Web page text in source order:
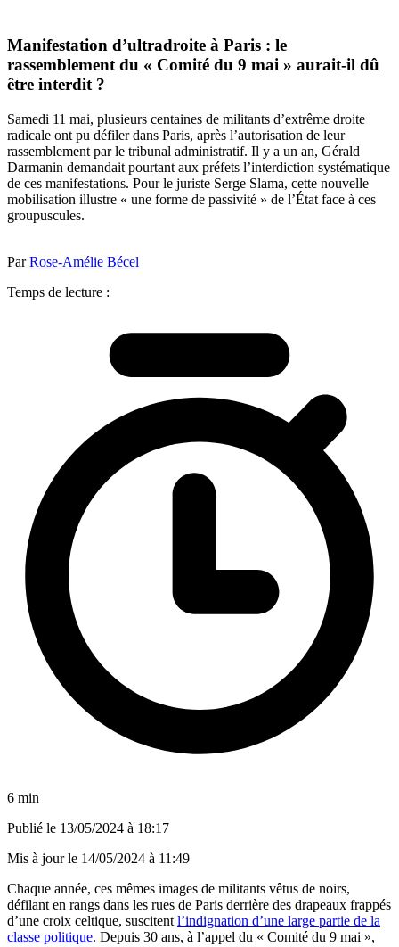
Manifestation d’ultradroite à Paris : le
rassemblement du « Comité du 9 mai » aurait-il dû
être interdit ?
Samedi 11 mai, plusieurs centaines de militants d’extrême droite
radicale ont pu défiler dans Paris, après l’autorisation de leur
rassemblement par le tribunal administratif. Il y a un an, Gérald
Darmanin demandait pourtant aux préfets l’interdiction systématique
de ces manifestations. Pour le juriste Serge Slama, cette nouvelle
mobilisation illustre « une forme de passivité » de l’État face à ces
groupuscules.
ParRose-Amélie Bécel
Temps de lecture :
6 min
Publié le 13/05/2024 à 18:17
Mis à jour le 14/05/2024 à 11:49
Chaque année, ces mêmes images de militants vêtus de noirs,
défilant en rangs dans les rues de Paris derrière des drapeaux frappés
d’une croix celtique, suscitent l’indignation d’une large partie de la
classe politique. Depuis 30 ans, à l’appel du « Comité du 9 mai »,